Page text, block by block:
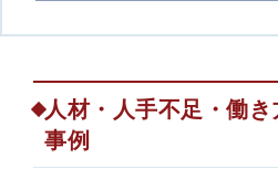
人材・人手不足・働き
事例